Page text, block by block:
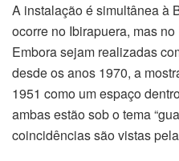
A instalação é simultânea à
ocorre no Ibirapuera, mas
Embora sejam realizadas
desde os anos 1970, a
1951 como um espaço
ambas estão sob o tema
coincidências são vistas